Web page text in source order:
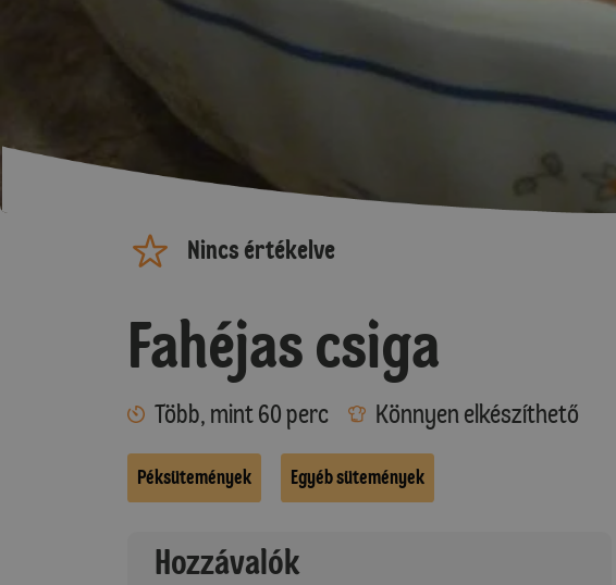
Nincs értékelve
Fahéjas csiga
Több, mint 60 perc Könnyen elkészíthető
Péksütemények Egyéb sütemények
Hozzávalók